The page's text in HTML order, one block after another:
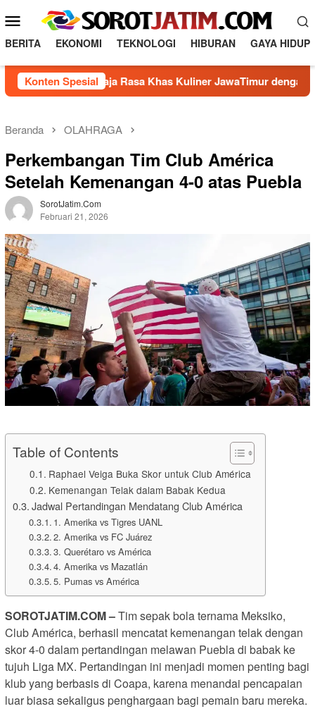
o
a
e
e
u
M
b
l
e
BERITA EKONOMI TEKNOLOGI HIBURAN GAYA HIDUP
Konten Spesial
Membuat Raja Rasa Khas Kuliner JawaTimur dengan 5 Bahan
Beranda OLAHRAGA
Perkembangan Tim Club América
Setelah Kemenangan 4-0 atas Puebla
SorotJatim.com
Februari 21, 2026
Table of Contents
Raphael Veiga Buka Skor untuk Club América
Kemenangan Telak dalam Babak Kedua
Jadwal Pertandingan Mendatang Club América
1. Amerika vs Tigres UANL
2. Amerika vs FC Juárez
3. Querétaro vs América
4. Amerika vs Mazatlán
5. Pumas vs América
SOROTJATIM.COM –Tim sepak bola ternama Meksiko,
Club América, berhasil mencatat kemenangan telak dengan
skor 4-0 dalam pertandingan melawan Puebla di babak ke
tujuh Liga MX. Pertandingan ini menjadi momen penting bagi
klub yang berbasis di Coapa, karena menandai pencapaian
luar biasa sekaligus penghargaan bagi pemain baru mereka.